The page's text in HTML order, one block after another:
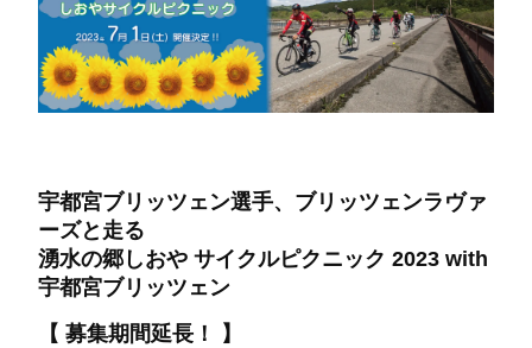
宇都宮ブリッツェン選手、ブリッツェンラヴァ
ーズと走る
湧水の郷しおや サイクルピクニック 2023 with
宇都宮ブリッツェン
【 募集期間延長！ 】